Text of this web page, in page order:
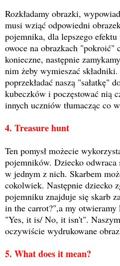
Rozkładamy obrazki,
musi wziąć odpowiedni
pojemnika, dla lepszego
owoce na obrazkach "pokroić"
konieczne, następnie
nim żeby wymieszać
poprzekładać naszą "sałatkę"
kubeczków i poczęstować nią
innych uczniów tłumacząc co
4. Treasure hunt
Ten pomysł możecie
pojemników. Dziecko odwraca
w jednym z nich. Skarbem
cokolwiek. Następnie dziecko
pojemniku znajduje się skarb
in the carrot?",a my
"Yes, it is/ No, it isn't".
oczywiście wydrukowane
5. What does it mean?